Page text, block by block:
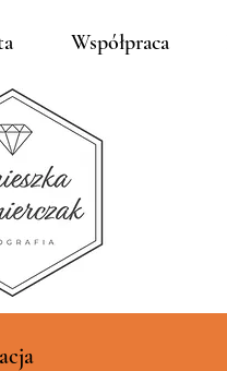
Współpraca